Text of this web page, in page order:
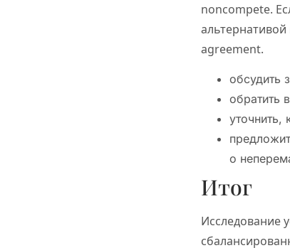
noncompete.
agreement.
обсудить
обратить
уточнить,
о
Итог
Исследование